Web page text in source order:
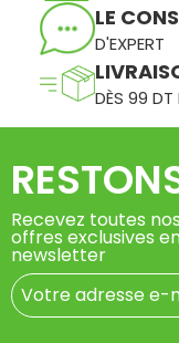
LE
D'EXPERT
DÈS 99
Recevez toutes
offres exclusives
newsletter